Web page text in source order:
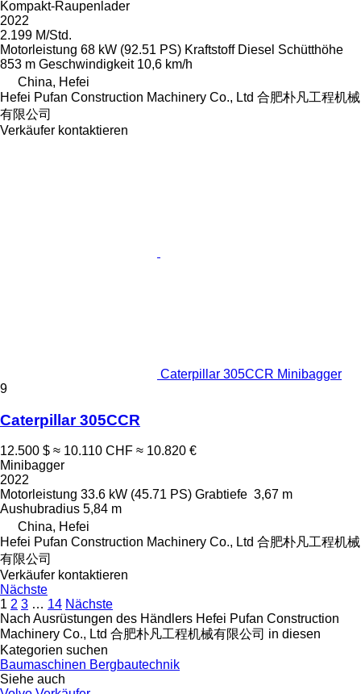
Kompakt-Raupenlader
2022
2.199 M/Std.
Motorleistung 68 kW (92.51 PS) Kraftstoff Diesel Schütthöhe
853 m Geschwindigkeit 10,6 km/h
China, Hefei
Hefei Pufan Construction Machinery Co., Ltd 合肥朴凡工程机械
有限公司
Verkäufer kontaktieren
Caterpillar 305CCR Minibagger
9
Caterpillar 305CCR
12.500 $ ≈ 10.110 CHF ≈ 10.820 €
Minibagger
2022
Motorleistung 33.6 kW (45.71 PS) Grabtiefe 3,67 m
Aushubradius 5,84 m
China, Hefei
Hefei Pufan Construction Machinery Co., Ltd 合肥朴凡工程机械
有限公司
Verkäufer kontaktieren
Nächste
1 2 3 … 14 Nächste
Nach Ausrüstungen des Händlers Hefei Pufan Construction
Machinery Co., Ltd 合肥朴凡工程机械有限公司 in diesen
Kategorien suchen
Baumaschinen Bergbautechnik
Siehe auch